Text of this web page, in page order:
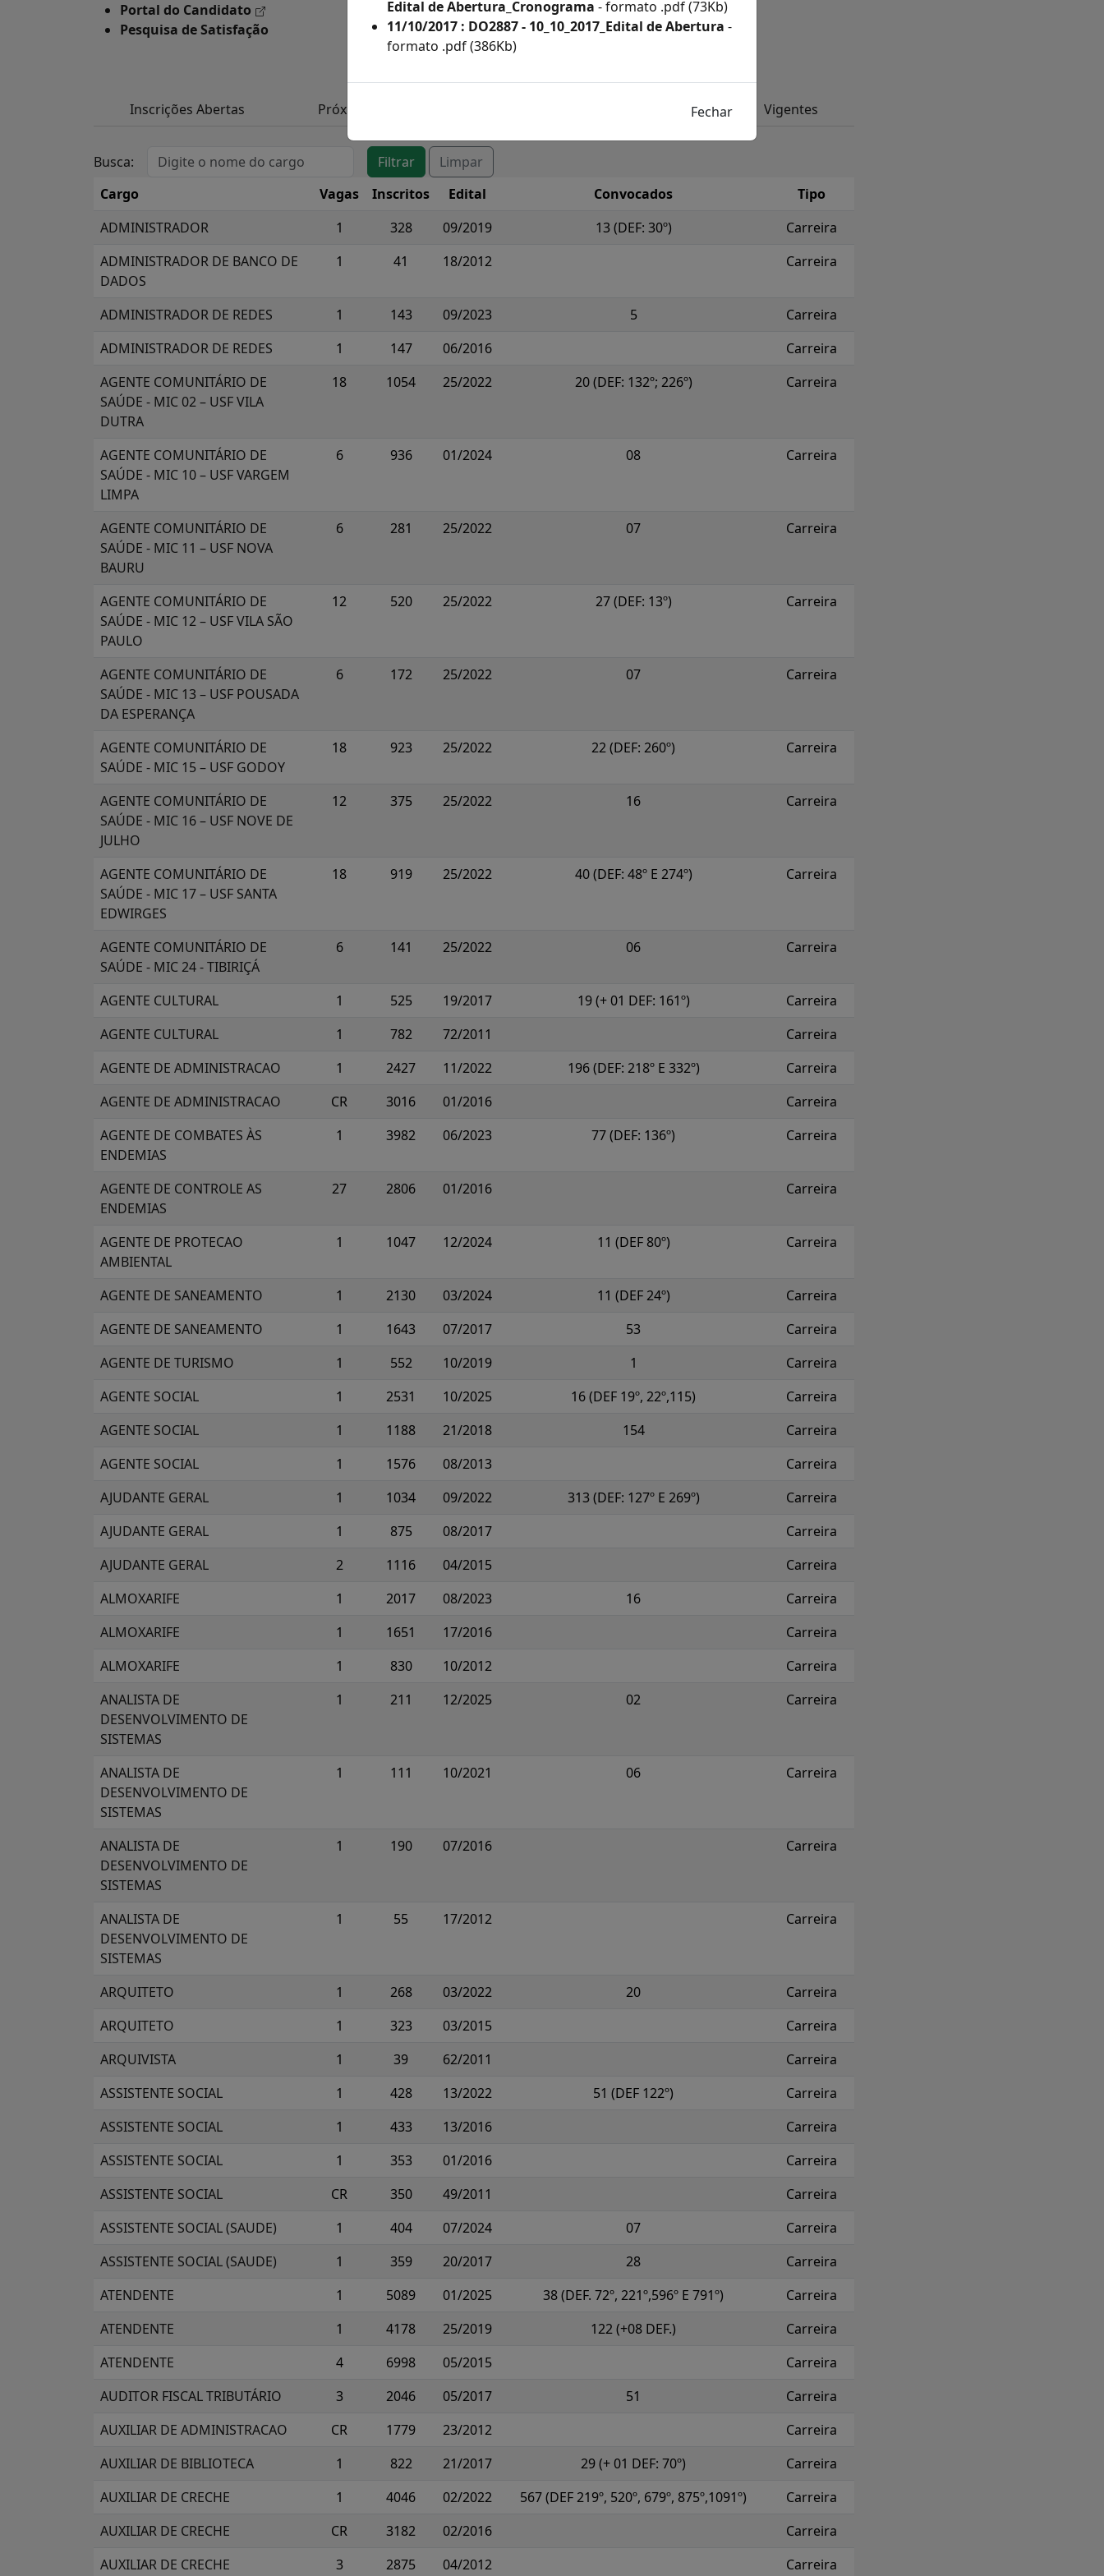
Portal do Candidato
Pesquisa de Satisfação
Inscrições Abertas Próximos Vigentes
Busca:
Edital de Abertura_Cronograma - formato .pdf (73Kb)
11/10/2017 : DO2887 - 10_10_2017_Edital de Abertura -
formato .pdf (386Kb)
Cargo Vagas Inscritos Edital Convocados
Tipo
ADMINISTRADOR
1 328 09/2019 13 (DEF: 30º)
Carreira
ADMINISTRADOR DE BANCO DE
DADOS
1 41 18/2012 Carreira
ADMINISTRADOR DE REDES 1 143 09/2023 5
Carreira
ADMINISTRADOR DE REDES
1 147 06/2016
Carreira
AGENTE COMUNITÁRIO DE
SAÚDE - MIC 02 – USF VILA
DUTRA
18 1054 25/2022 20 (DEF: 132º; 226º) Carreira
AGENTE COMUNITÁRIO DE
SAÚDE - MIC 10 – USF VARGEM
LIMPA
6 936 01/2024 08 Carreira
AGENTE COMUNITÁRIO DE
SAÚDE - MIC 11 – USF NOVA
BAURU
6 281 25/2022 07 Carreira
AGENTE COMUNITÁRIO DE
SAÚDE - MIC 12 – USF VILA SÃO
PAULO
12 520 25/2022 27 (DEF: 13º) Carreira
AGENTE COMUNITÁRIO DE
SAÚDE - MIC 13 – USF POUSADA
DA ESPERANÇA
6 172 25/2022 07 Carreira
AGENTE COMUNITÁRIO DE
SAÚDE - MIC 15 – USF GODOY
18 923 25/2022 22 (DEF: 260º) Carreira
AGENTE COMUNITÁRIO DE
SAÚDE - MIC 16 – USF NOVE DE
JULHO
12 375 25/2022 16 Carreira
AGENTE COMUNITÁRIO DE
SAÚDE - MIC 17 – USF SANTA
EDWIRGES
18 919 25/2022 40 (DEF: 48º E 274º) Carreira
AGENTE COMUNITÁRIO DE
SAÚDE - MIC 24 - TIBIRIÇÁ
6 141 25/2022 06 Carreira
AGENTE CULTURAL 1 525 19/2017 19 (+ 01 DEF: 161º)
Carreira
AGENTE CULTURAL
1 782 72/2011
Carreira
AGENTE DE ADMINISTRACAO
1 2427 11/2022 196 (DEF: 218º E 332º)
Carreira
AGENTE DE ADMINISTRACAO
CR 3016 01/2016
Carreira
AGENTE DE COMBATES ÀS
ENDEMIAS
1 3982 06/2023 77 (DEF: 136º) Carreira
AGENTE DE CONTROLE AS
ENDEMIAS
27 2806 01/2016 Carreira
AGENTE DE PROTECAO
AMBIENTAL
1 1047 12/2024 11 (DEF 80º) Carreira
AGENTE DE SANEAMENTO 1 2130 03/2024 11 (DEF 24º)
Carreira
AGENTE DE SANEAMENTO
1 1643 07/2017 53
Carreira
AGENTE DE TURISMO
1 552 10/2019 1
Carreira
AGENTE SOCIAL
1 2531 10/2025 16 (DEF 19º, 22º,115)
Carreira
AGENTE SOCIAL
1 1188 21/2018 154
Carreira
AGENTE SOCIAL
1 1576 08/2013
Carreira
AJUDANTE GERAL
1 1034 09/2022 313 (DEF: 127º E 269º)
Carreira
AJUDANTE GERAL
1 875 08/2017
Carreira
AJUDANTE GERAL
2 1116 04/2015
Carreira
ALMOXARIFE
1 2017 08/2023 16
Carreira
ALMOXARIFE
1 1651 17/2016
Carreira
ALMOXARIFE
1 830 10/2012
Carreira
ANALISTA DE
DESENVOLVIMENTO DE
SISTEMAS
1 211 12/2025 02 Carreira
ANALISTA DE
DESENVOLVIMENTO DE
SISTEMAS
1 111 10/2021 06 Carreira
ANALISTA DE
DESENVOLVIMENTO DE
SISTEMAS
1 190 07/2016 Carreira
ANALISTA DE
DESENVOLVIMENTO DE
SISTEMAS
1 55 17/2012 Carreira
ARQUITETO 1 268 03/2022 20
Carreira
ARQUITETO
1 323 03/2015
Carreira
ARQUIVISTA
1 39 62/2011
Carreira
ASSISTENTE SOCIAL
1 428 13/2022 51 (DEF 122º)
Carreira
ASSISTENTE SOCIAL
1 433 13/2016
Carreira
ASSISTENTE SOCIAL
1 353 01/2016
Carreira
ASSISTENTE SOCIAL
CR 350 49/2011
Carreira
ASSISTENTE SOCIAL (SAUDE)
1 404 07/2024 07
Carreira
ASSISTENTE SOCIAL (SAUDE)
1 359 20/2017 28
Carreira
ATENDENTE
1 5089 01/2025 38 (DEF. 72º, 221º,596º E 791º)
Carreira
ATENDENTE
1 4178 25/2019 122 (+08 DEF.)
Carreira
ATENDENTE
4 6998 05/2015
Carreira
AUDITOR FISCAL TRIBUTÁRIO
3 2046 05/2017 51
Carreira
AUXILIAR DE ADMINISTRACAO
CR 1779 23/2012
Carreira
AUXILIAR DE BIBLIOTECA
1 822 21/2017 29 (+ 01 DEF: 70º)
Carreira
AUXILIAR DE CRECHE
1 4046 02/2022 567 (DEF 219º, 520º, 679º, 875º,1091º)
Carreira
AUXILIAR DE CRECHE
CR 3182 02/2016
Carreira
AUXILIAR DE CRECHE
3 2875 04/2012 Carreira